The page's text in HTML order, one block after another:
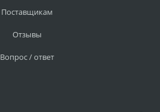
Поставщикам
Отзывы
Вопрос / ответ